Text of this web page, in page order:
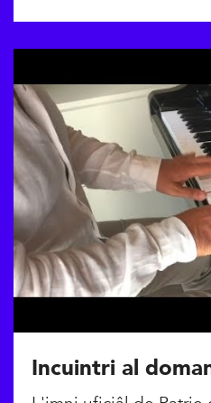
Incuintri al